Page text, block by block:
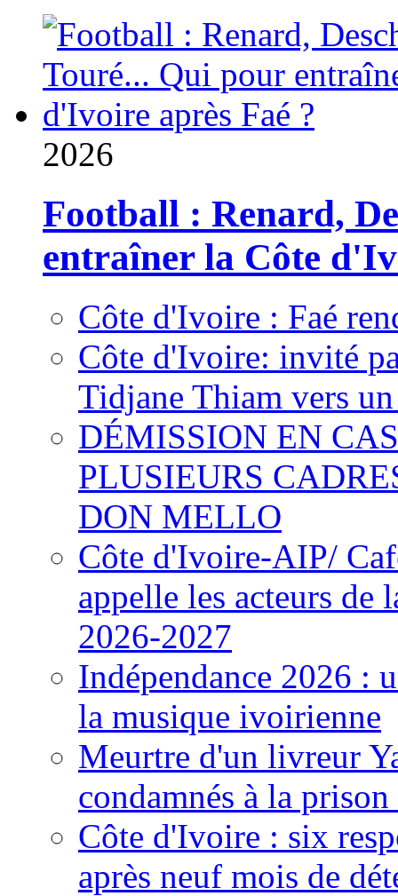
2026
Football : Renard,
entraîner la Côte
Côte d'Ivoire : Faé
Côte d'Ivoire: invité
Tidjane Thiam vers
DÉMISSION EN
PLUSIEURS
DON MELLO
Côte d'Ivoire-AIP/
appelle les acteurs de
2026-2027
Indépendance 2026 :
la musique ivoirienne
Meurtre d'un livreur
condamnés à la
Côte d'Ivoire : six
après neuf mois de